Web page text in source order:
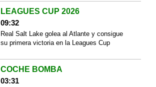
LEAGUES CUP 2026
09:32
Real Salt Lake golea al Atlante y consigue
su primera victoria en la Leagues Cup
COCHE BOMBA
03:31